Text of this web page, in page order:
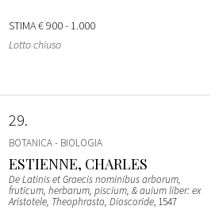
STIMA€ 900 - 1.000
Lotto chiuso
29
BOTANICA - BIOLOGIA
ESTIENNE, CHARLES
De Latinis et Graecis nominibus arborum,
fruticum, herbarum, piscium, & auium liber: ex
Aristotele, Theophrasto, Dioscoride, 1547